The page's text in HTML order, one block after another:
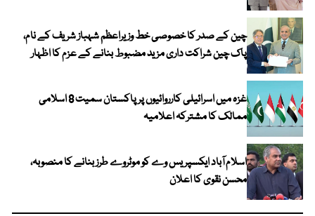
چین کے صدر کا خصوصی خط وزیراعظم شہباز شریف کے نام،
پاک چین شراکت داری مزید مضبوط بنانے کے عزم کا اظہار
غزہ میں اسرائیلی کارروائیوں پر پاکستان سمیت 8 اسلامی
ممالک کا مشترکہ اعلامیہ
اسلام آباد ایکسپریس وے کو موٹروے طرز بنانے کا منصوبہ،
محسن نقوی کا اعلان